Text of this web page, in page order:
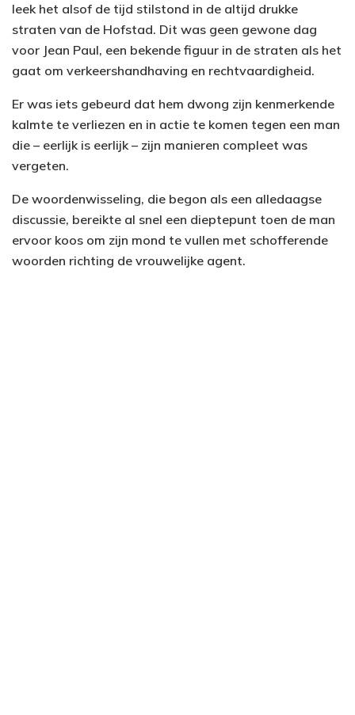
leek het alsof de tijd stilstond in de altijd drukke
straten van de Hofstad. Dit was geen gewone dag
voor Jean Paul, een bekende figuur in de straten als het
gaat om verkeershandhaving en rechtvaardigheid.
Er was iets gebeurd dat hem dwong zijn kenmerkende
kalmte te verliezen en in actie te komen tegen een man
die – eerlijk is eerlijk – zijn manieren compleet was
vergeten.
De woordenwisseling, die begon als een alledaagse
discussie, bereikte al snel een dieptepunt toen de man
ervoor koos om zijn mond te vullen met schofferende
woorden richting de vrouwelijke agent.